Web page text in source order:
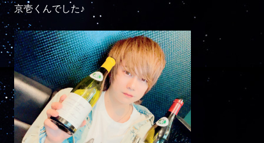
京壱くんでした♪